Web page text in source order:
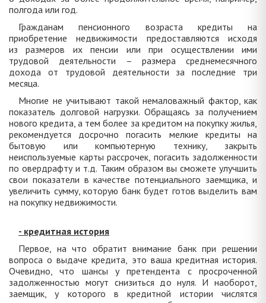
полгода или год.
Гражданам пенсионного возраста кредиты на
приобретение недвижимости предоставляются исходя
из размеров их пенсии или при осуществлении ими
трудовой деятельности – размера среднемесячного
дохода от трудовой деятельности за последние три
месяца.
Многие не учитывают такой немаловажный фактор, как
показатель долговой нагрузки. Обращаясь за получением
нового кредита, а тем более за кредитом на покупку жилья,
рекомендуется досрочно погасить мелкие кредиты на
бытовую или компьютерную технику, закрыть
неиспользуемые карты рассрочек, погасить задолженности
по овердрафту и т.д. Таким образом вы сможете улучшить
свои показатели в качестве потенциального заемщика, и
увеличить сумму, которую банк будет готов выделить вам
на покупку недвижимости.
- кредитная история
Первое, на что обратит внимание банк при решении
вопроса о выдаче кредита, это ваша кредитная история.
Очевидно, что шансы у претендента с просроченной
задолженностью могут снизиться до нуля. И наоборот,
заемщик, у которого в кредитной истории числятся